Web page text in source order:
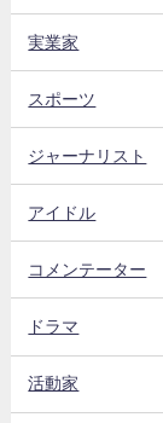
実業家
スポーツ
ジャーナリスト
アイドル
コメンテーター
ドラマ
活動家